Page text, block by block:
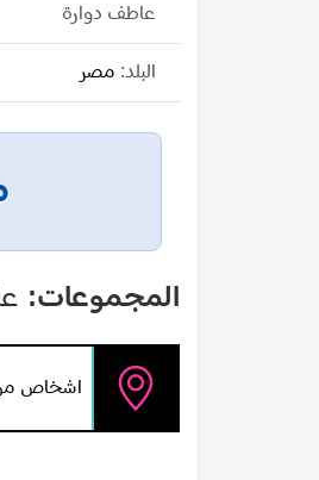
عاطف دوارة
البلد: مصر
المجموعات:
اشخاص